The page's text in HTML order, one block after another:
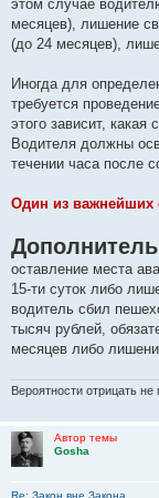
этом случае
месяцев), лишение
(до 24 месяцев),
Иногда для
требуется
этого зависит,
Водителя должны
течении часа после
Один из важнейших
оставление места
15-ти суток либо
водитель сбил
тысяч рублей,
месяцев либо
Вероятности отрицать
Автор темы
Gosha
Re: Закон вне Закона.